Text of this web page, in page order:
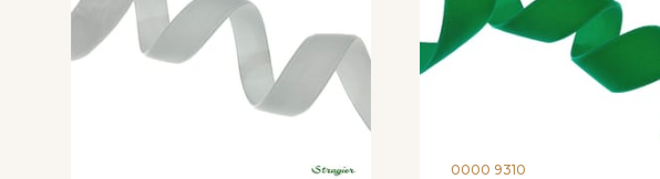
0000 9310